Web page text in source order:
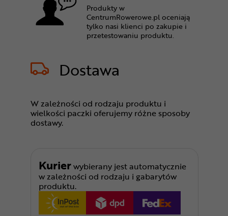
Produkty w
CentrumRowerowe.pl oceniają
tylko nasi klienci po zakupie i
przetestowaniu produktu.
Dostawa
W zależności od rodzaju produktu i
wielkości paczki oferujemy różne sposoby
dostawy.
Kurierwybierany jest automatycznie
w zależności od rodzaju i gabarytów
produktu.